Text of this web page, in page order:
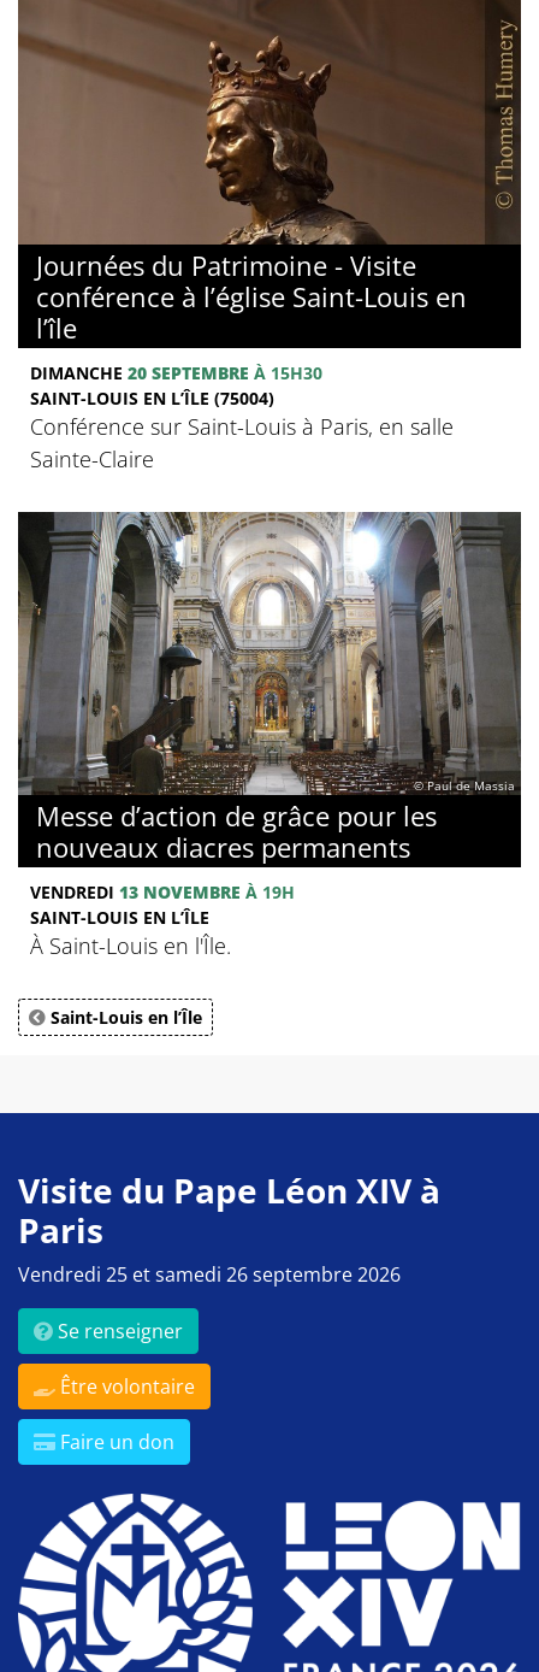
Journées du Patrimoine - Visite
conférence à l’église Saint-Louis en
l’île
DIMANCHE 20 SEPTEMBRE À 15H30
SAINT-LOUIS EN L’ÎLE (75004)
Conférence sur Saint-Louis à Paris, en salle
Sainte-Claire
© Paul de Massia
Messe d’action de grâce pour les
nouveaux diacres permanents
VENDREDI 13 NOVEMBRE À 19H
SAINT-LOUIS EN L’ÎLE
À Saint-Louis en l'Île.
Saint-Louis en l’Île
Visite du Pape Léon XIV à
Paris
Vendredi 25 et samedi 26 septembre 2026
Se renseigner
Être volontaire
Faire un don